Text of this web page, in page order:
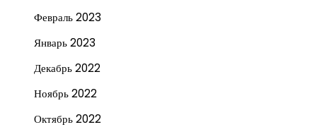
Февраль 2023
Январь 2023
Декабрь 2022
Ноябрь 2022
Октябрь 2022